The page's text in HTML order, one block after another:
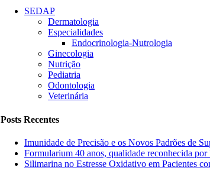
SEDAP
Dermatologia
Especialidades
Endocrinologia-Nutrologia
Ginecologia
Nutrição
Pediatria
Odontologia
Veterinária
Posts Recentes
Imunidade de Precisão e os Novos Padrões de
Formularium 40 anos, qualidade reconhecida
Silimarina no Estresse Oxidativo em Pacientes